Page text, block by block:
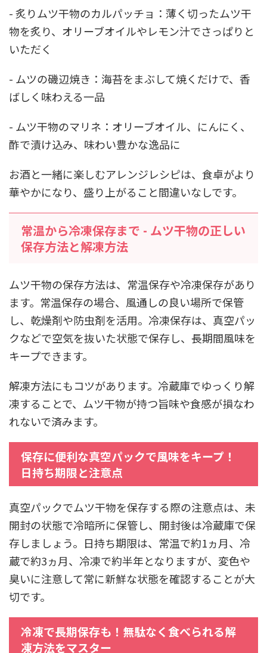
- 炙りムツ干物のカルパッチョ：薄く切ったムツ干
物を炙り、オリーブオイルやレモン汁でさっぱりと
いただく
- ムツの磯辺焼き：海苔をまぶして焼くだけで、香
ばしく味わえる一品
- ムツ干物のマリネ：オリーブオイル、にんにく、
酢で漬け込み、味わい豊かな逸品に
お酒と一緒に楽しむアレンジレシピは、食卓がより
華やかになり、盛り上がること間違いなしです。
常温から冷凍保存まで - ムツ干物の正しい
保存方法と解凍方法
ムツ干物の保存方法は、常温保存や冷凍保存があり
ます。常温保存の場合、風通しの良い場所で保管
し、乾燥剤や防虫剤を活用。冷凍保存は、真空パッ
クなどで空気を抜いた状態で保存し、長期間風味を
キープできます。
解凍方法にもコツがあります。冷蔵庫でゆっくり解
凍することで、ムツ干物が持つ旨味や食感が損なわ
れないで済みます。
保存に便利な真空パックで風味をキープ！
日持ち期限と注意点
真空パックでムツ干物を保存する際の注意点は、未
開封の状態で冷暗所に保管し、開封後は冷蔵庫で保
存しましょう。日持ち期限は、常温で約1ヵ月、冷
蔵で約3ヵ月、冷凍で約半年となりますが、変色や
臭いに注意して常に新鮮な状態を確認することが大
切です。
冷凍で長期保存も！無駄なく食べられる解
凍方法をマスター